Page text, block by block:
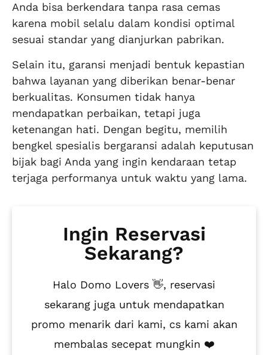
Anda bisa berkendara tanpa rasa cemas
karena mobil selalu dalam kondisi optimal
sesuai standar yang dianjurkan pabrikan.
Selain itu, garansi menjadi bentuk kepastian
bahwa layanan yang diberikan benar-benar
berkualitas. Konsumen tidak hanya
mendapatkan perbaikan, tetapi juga
ketenangan hati. Dengan begitu, memilih
bengkel spesialis bergaransi adalah keputusan
bijak bagi Anda yang ingin kendaraan tetap
terjaga performanya untuk waktu yang lama.
Ingin Reservasi
Sekarang?
Halo Domo Lovers 👋, reservasi
sekarang juga untuk mendapatkan
promo menarik dari kami, cs kami akan
membalas secepat mungkin ❤️